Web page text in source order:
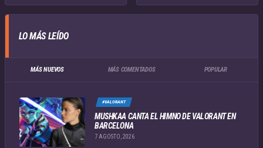
LO MÁS LEÍDO
MÁS NUEVOS MÁS COMENTADOS POPULAR
#VALORANT
MUSHKAA CANTA EL HIMNO DE VALORANT EN
BARCELONA
7 AGOSTO, 2026